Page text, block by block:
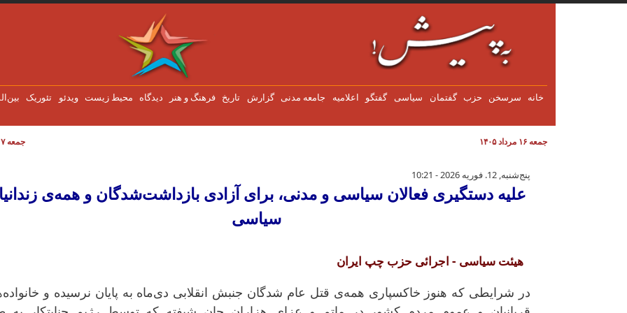
خانه سرسخن حزب گفتمان سياسی گفتگو اعلاميه جامعه مدنی گزارش تاریخ فرهنگ و هنر دیدگاه محیط زیست ویدئو تئوریک
جمعه ۷ اوت ۲۰۲۶ جمعه ۱۶ مرداد ۱۴۰۵
علیه دستگیری فعالان سیاسی و مدنی، برای آزادی بازداشت‌شدگان و همه‌ی
پنج‌شنبه, 12. فوریه 2026 - 10:21
علیه دستگیری فعالان سیاسی و مدنی، برای آزادی بازداشت‌شدگان و همه‌ی
سیاسی
هیئت سیاسی - اجرائی حزب چپ ایران
در شرایطی کە هنوز خاکسپاری همە‌ی قتل عام شدگان جنبش انقلابی دی‌ماە بە پایان نرسیدە و